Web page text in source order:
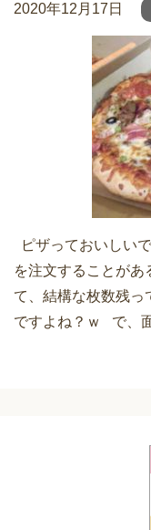
2020年12月17日
ピザっておいしい
を注文することがあ
て、結構な枚数残っ
ですよね？ｗ で、